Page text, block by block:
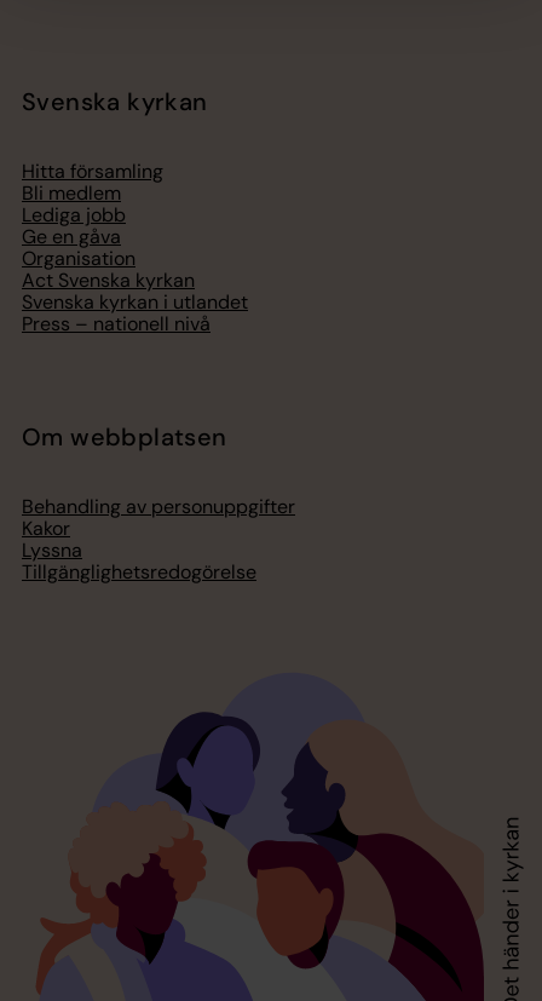
Svenska kyrkan
Hitta församling
Bli medlem
Lediga jobb
Ge en gåva
Organisation
Act Svenska kyrkan
Svenska kyrkan i utlandet
Press – nationell nivå
Om webbplatsen
Behandling av personuppgifter
Kakor
Lyssna
Tillgänglighetsredogörelse